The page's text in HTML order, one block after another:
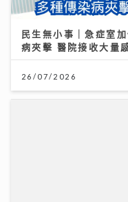
民生無小事｜急症室
病夾擊 醫院接收大量
26/07/2026